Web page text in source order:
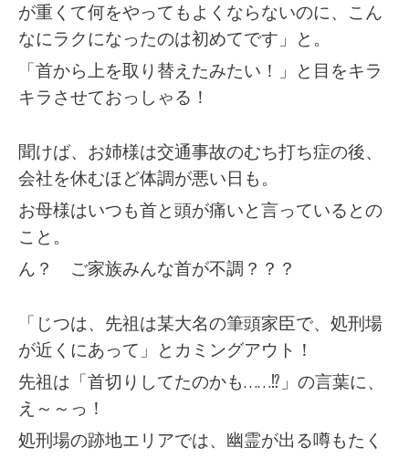
が重くて何をやってもよくならないのに、こん
なにラクになったのは初めてです」と。
「首から上を取り替えたみたい！」と目をキラ
キラさせておっしゃる！
聞けば、お姉様は交通事故のむち打ち症の後、
会社を休むほど体調が悪い日も。
お母様はいつも首と頭が痛いと言っているとの
こと。
ん？ ご家族みんな首が不調？？？
「じつは、先祖は某大名の筆頭家臣で、処刑場
が近くにあって」とカミングアウト！
先祖は「首切りしてたのかも……⁉」の言葉に、
え～～っ！
処刑場の跡地エリアでは、幽霊が出る噂もたく